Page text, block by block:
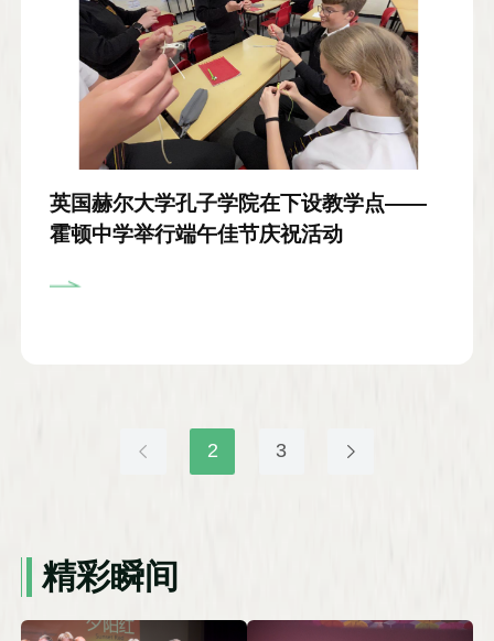
英国赫尔大学孔子学院在下设教学点——
霍顿中学举行端午佳节庆祝活动
2 3
精彩瞬间